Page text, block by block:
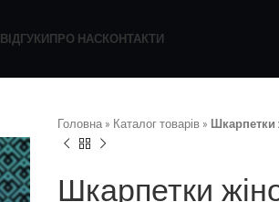
ВІДГУКИПРО НАСКОНТАКТИ
Головна » Каталог товарів » Шкарпетки
Шкарпетки